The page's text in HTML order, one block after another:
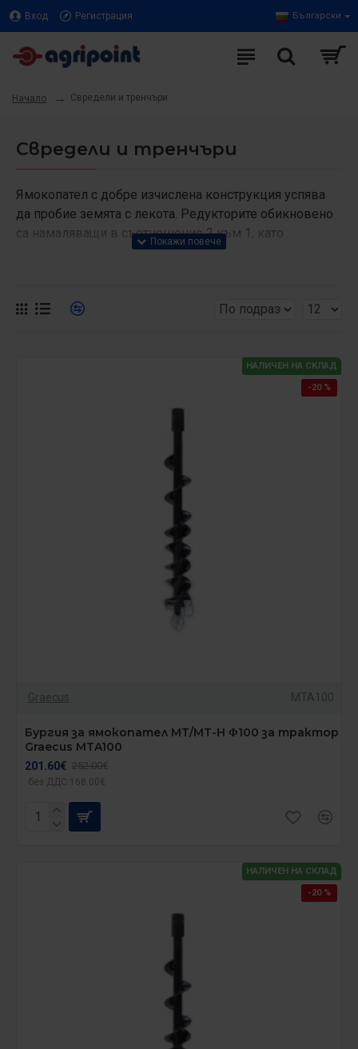
Вход Регистрация Български
Начало Свредели и тренчъри
Свредели и тренчъри
Ямокопател с добре изчислена конструкция успява
да пробие земята с лекота. Редукторите обикновено
са намаляващи в съотношение 2 към 1, като
силоотводния вал трябва да върти с 540 об.мин.
насочване и нивелиране. Тренчерите се навесват
оборудвани със системи за полагане и заравяне.
НАЛИЧЕН НА СКЛАД
-20 %
Graecus MTA100
Бургия за ямокопател MT/MT-H Φ100 за трактор
Graecus MTA100
201.60€ 252.00€
без ДДС:168.00€
НАЛИЧЕН НА СКЛАД
-20 %